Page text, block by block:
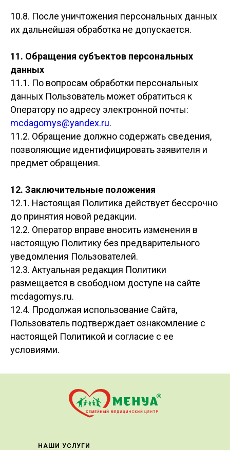
10.8. После уничтожения персональных данных
их дальнейшая обработка не допускается.
11. Обращения субъектов персональных
данных
11.1. По вопросам обработки персональных
данных Пользователь может обратиться к
Оператору по адресу электронной почты:
mcdagomys@yandex.ru.
11.2. Обращение должно содержать сведения,
позволяющие идентифицировать заявителя и
предмет обращения.
12. Заключительные положения
12.1. Настоящая Политика действует бессрочно
до принятия новой редакции.
12.2. Оператор вправе вносить изменения в
настоящую Политику без предварительного
уведомления Пользователей.
12.3. Актуальная редакция Политики
размещается в свободном доступе на сайте
mcdagomys.ru.
12.4. Продолжая использование Сайта,
Пользователь подтверждает ознакомление с
настоящей Политикой и согласие с ее
условиями.
НАШИ УСЛУГИ